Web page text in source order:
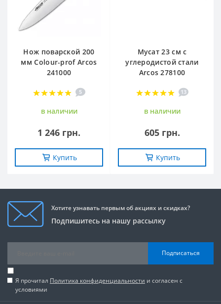
Нож поварской 200
мм Сolour-prof Arcos
241000
5
в наличии
1 246 грн.
Купить
Мусат 23 см с
углеродистой стали
Arcos 278100
13
в наличии
605 грн.
Купить
Хотите узнавать первым об акциях и скидках?
Подпишитесь на нашу рассылку
Подписаться
Я прочитал Политика конфиденциальности и согласен с
условиями